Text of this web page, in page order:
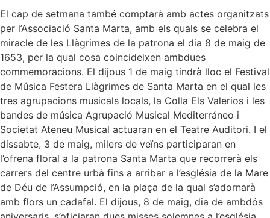
El cap de setmana també comptarà amb actes organitzats
per l’Associació Santa Marta, amb els quals se celebra el
miracle de les Llàgrimes de la patrona el dia 8 de maig de
1653, per la qual cosa coincideixen ambdues
commemoracions. El dijous 1 de maig tindrà lloc el Festival
de Música Festera Llàgrimes de Santa Marta en el qual les
tres agrupacions musicals locals, la Colla Els Valerios i les
bandes de música Agrupació Musical Mediterráneo i
Societat Ateneu Musical actuaran en el Teatre Auditori. I el
dissabte, 3 de maig, milers de veïns participaran en
l’ofrena floral a la patrona Santa Marta que recorrerà els
carrers del centre urbà fins a arribar a l’església de la Mare
de Déu de l’Assumpció, en la plaça de la qual s’adornarà
amb flors un cadafal. El dijous, 8 de maig, dia de ambdós